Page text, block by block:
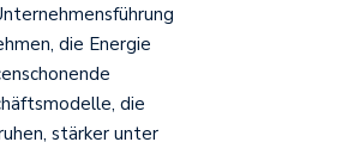
die Energie
die
stärker unter